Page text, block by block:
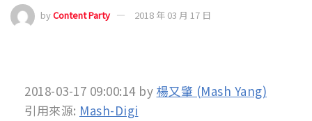
byContent Party 2018 年 03 月 17 日
2018-03-17 09:00:14by 楊又肇 (Mash Yang)
引用來源: Mash-Digi